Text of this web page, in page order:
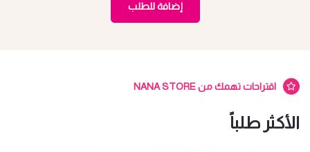
إضافة للطلب
اقتراحات تهمك من NANA STORE
الأكثر طلباً